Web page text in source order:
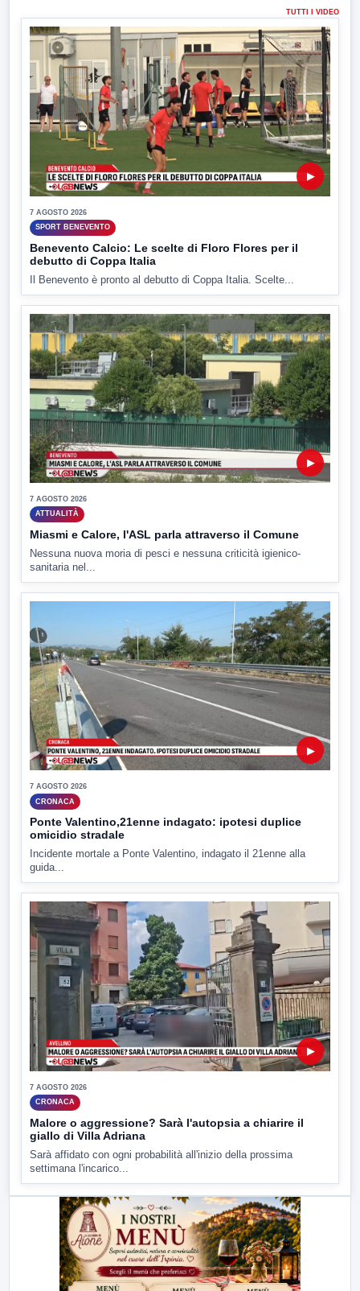
TUTTI I VIDEO
▶
7 AGOSTO 2026
SPORT BENEVENTO
Benevento Calcio: Le scelte di Floro Flores per il
debutto di Coppa Italia
Il Benevento è pronto al debutto di Coppa Italia. Scelte...
▶
7 AGOSTO 2026
ATTUALITÀ
Miasmi e Calore, l'ASL parla attraverso il Comune
Nessuna nuova moria di pesci e nessuna criticità igienico-
sanitaria nel...
▶
7 AGOSTO 2026
CRONACA
Ponte Valentino,21enne indagato: ipotesi duplice
omicidio stradale
Incidente mortale a Ponte Valentino, indagato il 21enne alla
guida...
▶
7 AGOSTO 2026
CRONACA
Malore o aggressione? Sarà l'autopsia a chiarire il
giallo di Villa Adriana
Sarà affidato con ogni probabilità all'inizio della prossima
settimana l'incarico...